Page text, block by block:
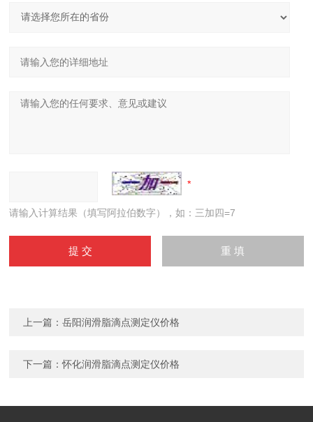
请输入计算结果（填写阿拉伯数字），如：三加四=7
上一篇：岳阳润滑脂滴点测定仪价格
下一篇：怀化润滑脂滴点测定仪价格